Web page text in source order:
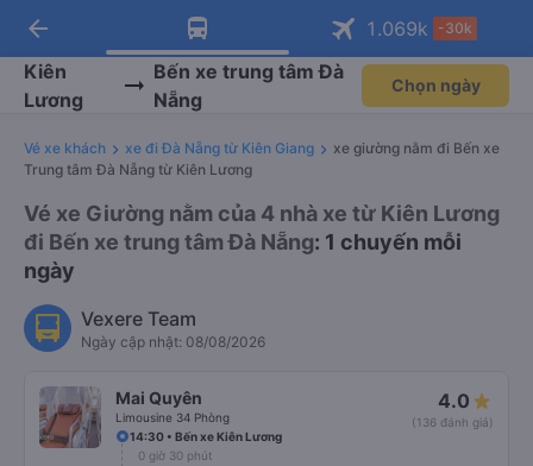
Tải app Vexere ngay!
Nhận ưu đãi thành viên độc
quyền
Mở app
Tải app Vexere
-30k/ghế khi đặt vé máy bay qua
app
Mở app
arrow_back 1.069k -30k
Kiên
Lương
Bến xe trung tâm Đà
Nẵng
Chọn ngày
Vé xe khách xe đi Đà Nẵng từ Kiên Giang
xe giường nằm đi Bến xe
Trung tâm Đà Nẵng từ Kiên Lương
Vé xe Giường nằm của 4 nhà xe từ Kiên Lương
đi Bến xe trung tâm Đà Nẵng: 1 chuyến mỗi
ngày
Vexere Team
Ngày cập nhật: 08/08/2026
Mai Quyên
Limousine 34 Phòng
4.0
(136 đánh giá)
14:30 • Bến xe Kiên Lương
0 giờ 30 phút